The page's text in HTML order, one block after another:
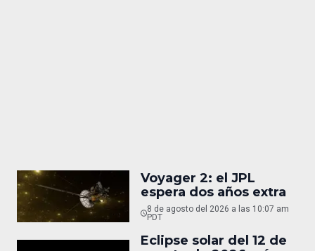
Voyager 2: el JPL
espera dos años extra
8 de agosto del 2026 a las 10:07 am
PDT
Eclipse solar del 12 de